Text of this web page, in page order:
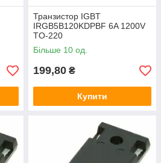
Транзистор IGBT
IRGB5B120KDPBF 6A 1200V
TO-220
Більше 10 од.
199,80 ₴
Купити